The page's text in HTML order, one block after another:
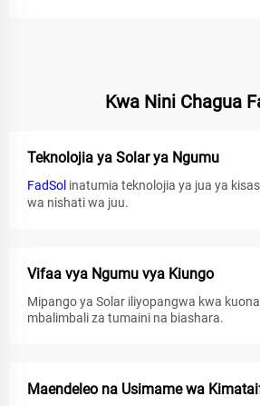
Kwa Nini Chagua
Teknolojia ya Solar ya Ngumu
FadSol inatumia teknolojia ya jua ya
wa nishati wa juu.
Vifaa vya Ngumu vya Kiungo
Mipango ya Solar iliyopangwa kwa
mbalimbali za tumaini na biashara.
Maendeleo na Usimame wa